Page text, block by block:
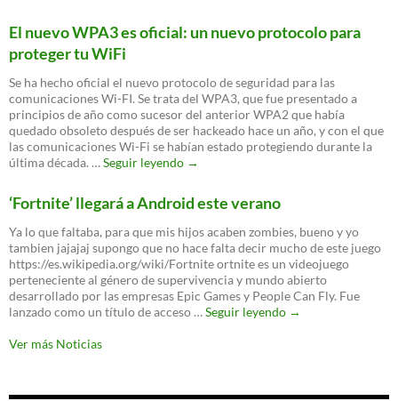
El nuevo WPA3 es oficial: un nuevo protocolo para
proteger tu WiFi
Se ha hecho oficial el nuevo protocolo de seguridad para las
comunicaciones Wi-FI. Se trata del WPA3, que fue presentado a
principios de año como sucesor del anterior WPA2 que había
quedado obsoleto después de ser hackeado hace un año, y con el que
las comunicaciones Wi-Fi se habían estado protegiendo durante la
última década. …Seguir leyendo El
es
oficial:
un
nuevo
protocolo
para
proteger
tu
→
‘Fortnite’ llegará a Android este verano
Ya lo que faltaba, para que mis hijos acaben zombies, bueno y yo
tambien jajajaj supongo que no hace falta decir mucho de este juego
https://es.wikipedia.org/wiki/Fortnite ortnite es un videojuego
perteneciente al género de supervivencia y mundo abierto
desarrollado por las empresas Epic Games y People Can Fly. Fue
lanzado como un título de acceso …Seguir leyendo ‘Fortnite’
→
Ver más Noticias